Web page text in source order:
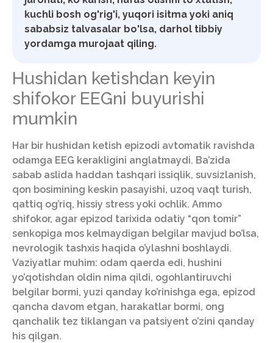
kuchli bosh og'rig'i, yuqori isitma yoki aniq
sababsiz talvasalar bo'lsa, darhol tibbiy
yordamga murojaat qiling.
Hushidan ketishdan keyin
shifokor EEGni buyurishi
mumkin
Har bir hushidan ketish epizodi avtomatik ravishda
odamga EEG kerakligini anglatmaydi. Ba’zida
sabab aslida haddan tashqari issiqlik, suvsizlanish,
qon bosimining keskin pasayishi, uzoq vaqt turish,
qattiq og’riq, hissiy stress yoki ochlik. Ammo
shifokor, agar epizod tarixida odatiy “qon tomir”
senkopiga mos kelmaydigan belgilar mavjud bo’lsa,
nevrologik tashxis haqida o’ylashni boshlaydi.
Vaziyatlar muhim: odam qaerda edi, hushini
yo’qotishdan oldin nima qildi, ogohlantiruvchi
belgilar bormi, yuzi qanday ko’rinishga ega, epizod
qancha davom etgan, harakatlar bormi, ong
qanchalik tez tiklangan va patsiyent o’zini qanday
his qilgan.